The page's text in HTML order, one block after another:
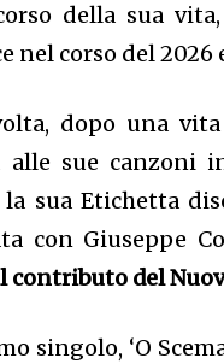
della sua
nel corso del 2026
dopo una
sue canzoni
sua Etichetta
con Giuseppe
contributo del
singolo, ‘O